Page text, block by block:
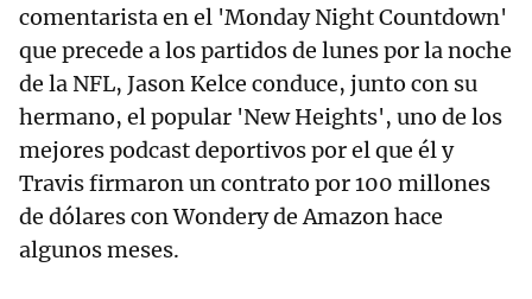
comentarista en el 'Monday Night Countdown'
que precede a los partidos de lunes por la noche
de la NFL, Jason Kelce conduce, junto con su
hermano, el popular 'New Heights', uno de los
mejores podcast deportivos por el que él y
Travis firmaron un contrato por 100 millones
de dólares con Wondery de Amazon hace
algunos meses.